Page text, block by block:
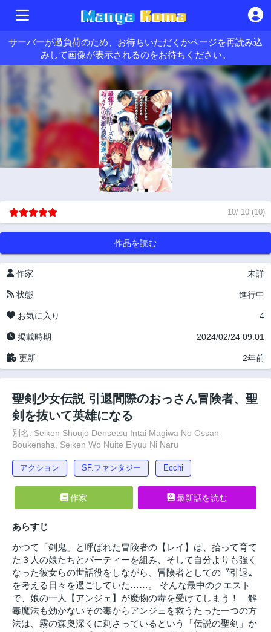
サーバーが過負荷のため、お待ちいただくかページを再読み込
みして画像が表示されるのをお待ちください。
10/ 10 (10)
作品を読む
作家 未詳
状態 進行中
お気に入り 4
掲載時期 2024/02/24 09:01
更新 2年前
聖剣少女伝説 引退間際のおっさん冒険者、聖
剣を抜いて英雄になる
別名: Seiken Shoujo Densetsu Intai Magiwa No Ossan
Boukensha, Seiken Wo Nuite Eiyuu Ni Naru
アクション SF.ファンタジー Ecchi
作家 最新話を読む
あらすじ
かつて「剣鬼」と呼ばれた冒険者の【レイ】は、拾って育て
た３人の娘たちとパーティーを組み、そして自分よりも強く
なった彼女らの世話役をしながら、冒険者としての〝引退〟
を考える日々を過ごしていた……。 そんな最中のクエスト
で、娘の一人【アンジェ】が魔物の毒を受けてしまう！ 解
毒魔法も効かないその毒からアンジェを救うたった一つの方
法は、霧の森奥深くに刺さっているという「伝説の聖剣」か